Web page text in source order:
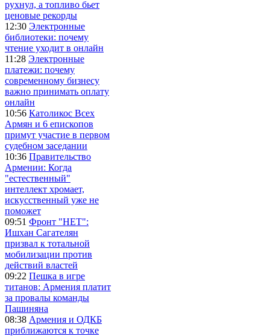
рухнул, а топливо бьет
ценовые рекорды
12:30 Электронные
библиотеки: почему
чтение уходит в онлайн
11:28 Электронные
платежи: почему
современному бизнесу
важно принимать оплату
онлайн
10:56 Католикос Всех
Армян и 6 епископов
примут участие в первом
судебном заседании
10:36 Правительство
Армении: Когда
"естественный"
интеллект хромает,
искусственный уже не
поможет
09:51 Фронт "НЕТ":
Ишхан Сагателян
призвал к тотальной
мобилизации против
действий властей
09:22 Пешка в игре
титанов: Армения платит
за провалы команды
Пашиняна
08:38 Армения и ОДКБ
приближаются к точке